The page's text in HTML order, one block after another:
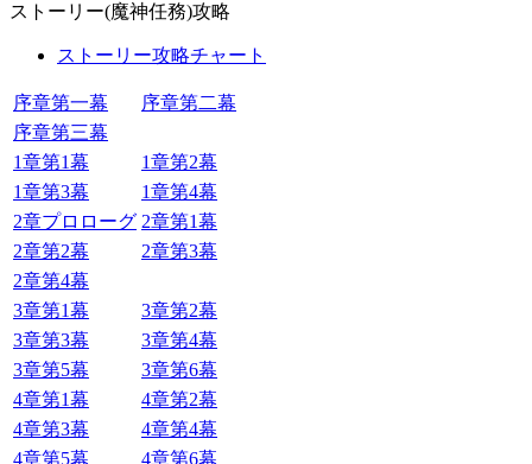
ストーリー(魔神任務)攻略
ストーリー攻略チャート
序章第一幕
序章第二幕
序章第三幕
1章第1幕
1章第2幕
1章第3幕
1章第4幕
2章プロローグ 2章第1幕
2章第2幕
2章第3幕
2章第4幕
3章第1幕
3章第2幕
3章第3幕
3章第4幕
3章第5幕
3章第6幕
4章第1幕
4章第2幕
4章第3幕
4章第4幕
4章第5幕
4章第6幕